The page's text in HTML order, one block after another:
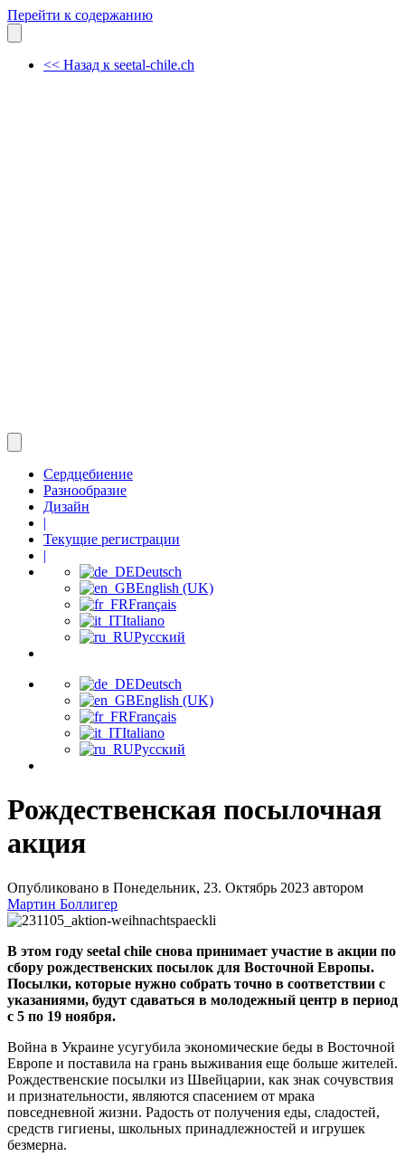
Перейти к содержанию
<< Назад к seetal-chile.ch
Сердцебиение
Разнообразие
Дизайн
|
Текущие регистрации
|
Deutsch
English (UK)
Français
Italiano
Русский
Deutsch
English (UK)
Français
Italiano
Русский
Рождественская посылочная
акция
Опубликовано в Понедельник, 23. Октябрь 2023 автором
Мартин Боллигер
В этом году seetal chile снова принимает участие в акции по
сбору рождественских посылок для Восточной Европы.
Посылки, которые нужно собрать точно в соответствии с
указаниями, будут сдаваться в молодежный центр в период
с 5 по 19 ноября.
Война в Украине усугубила экономические беды в Восточной
Европе и поставила на грань выживания еще больше жителей.
Рождественские посылки из Швейцарии, как знак сочувствия
и признательности, являются спасением от мрака
повседневной жизни. Радость от получения еды, сладостей,
средств гигиены, школьных принадлежностей и игрушек
безмерна.